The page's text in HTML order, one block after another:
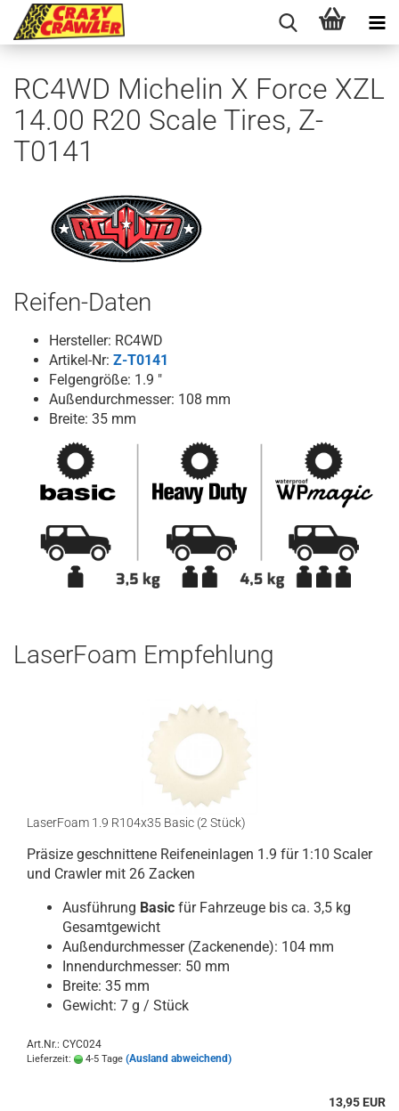
RC4WD Michelin X Force XZL
14.00 R20 Scale Tires, Z-
T0141
Reifen-Daten
Hersteller: RC4WD
Artikel-Nr: Z-T0141
Felgengröße: 1.9 "
Außendurchmesser: 108 mm
Breite: 35 mm
LaserFoam Empfehlung
LaserFoam 1.9 R104x35 Basic (2 Stück)
Präsize geschnittene Reifeneinlagen 1.9 für 1:10 Scaler
und Crawler mit 26 Zacken
Ausführung Basic für Fahrzeuge bis ca. 3,5 kg
Gesamtgewicht
Außendurchmesser (Zackenende): 104 mm
Innendurchmesser: 50 mm
Breite: 35 mm
Gewicht: 7 g / Stück
Art.Nr.: CYC024
Lieferzeit: 4-5 Tage (Ausland abweichend)
13,95 EUR